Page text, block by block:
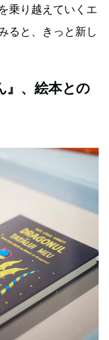
乗り越えていくエ
ると、きっと新し
』、絵本との